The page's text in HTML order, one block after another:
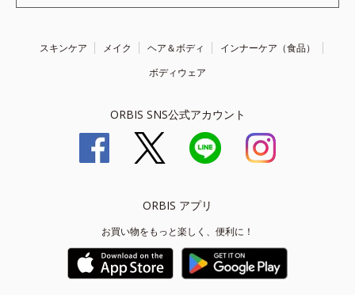
スキンケア メイク ヘア＆ボディ
インナーケア（食品）
ボディウェア
ORBIS SNS公式アカウント
ORBIS アプリ
お買い物をもっと楽しく、便利に！